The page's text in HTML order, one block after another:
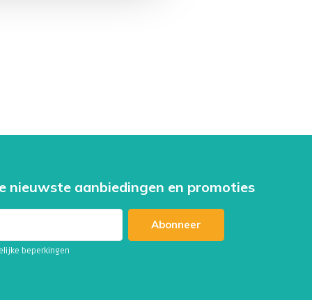
nieuwste aanbiedingen en promoties
Abonneer
beperkingen